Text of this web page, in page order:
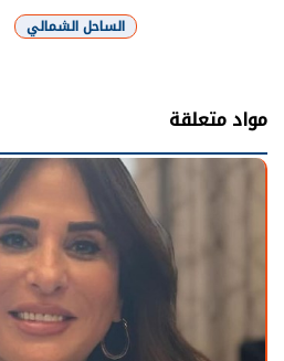
الساحل الشمالي
مواد متعلقة